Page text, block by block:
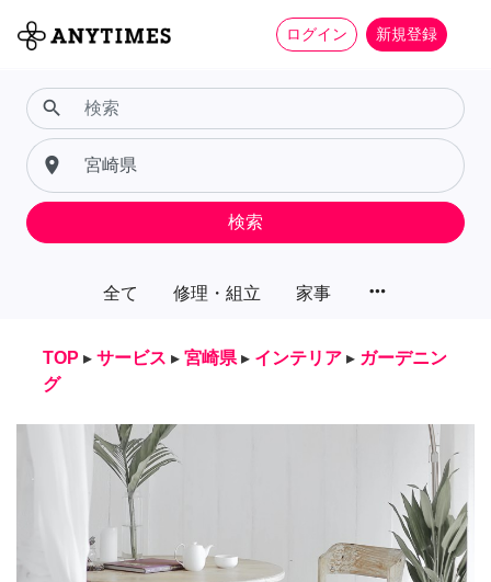
ログイン 新規登録
全て 修理・組立 家事 more_horiz
search
place
検索
TOP ▸ サービス ▸ 宮崎県 ▸ インテリア ▸ ガーデニン
グ